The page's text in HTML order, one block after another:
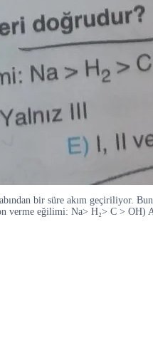
bir süre akım geçiriliyor.
verme eğilimi: Na> H₂> C >